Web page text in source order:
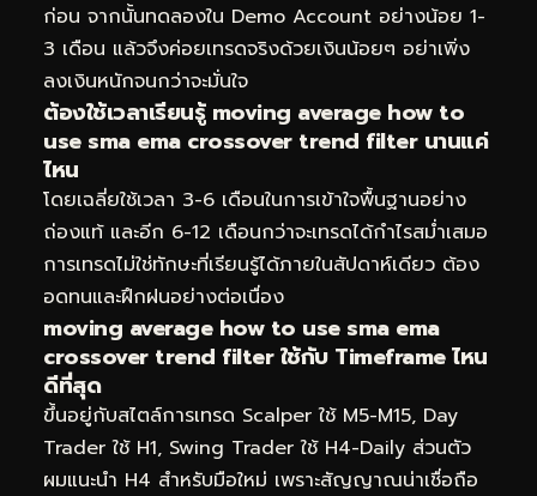
ก่อน จากนั้นทดลองใน Demo Account อย่างน้อย 1-
3 เดือน แล้วจึงค่อยเทรดจริงด้วยเงินน้อยๆ อย่าเพิ่ง
ลงเงินหนักจนกว่าจะมั่นใจ
ต้องใช้เวลาเรียนรู้ moving average how to
use sma ema crossover trend filter นานแค่
ไหน
โดยเฉลี่ยใช้เวลา 3-6 เดือนในการเข้าใจพื้นฐานอย่าง
ถ่องแท้ และอีก 6-12 เดือนกว่าจะเทรดได้กำไรสม่ำเสมอ
การเทรดไม่ใช่ทักษะที่เรียนรู้ได้ภายในสัปดาห์เดียว ต้อง
อดทนและฝึกฝนอย่างต่อเนื่อง
moving average how to use sma ema
crossover trend filter ใช้กับ Timeframe ไหน
ดีที่สุด
ขึ้นอยู่กับสไตล์การเทรด Scalper ใช้ M5-M15, Day
Trader ใช้ H1, Swing Trader ใช้ H4-Daily ส่วนตัว
ผมแนะนำ H4 สำหรับมือใหม่ เพราะสัญญาณน่าเชื่อถือ